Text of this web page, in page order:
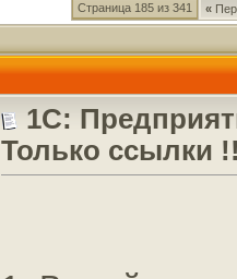
Страница 185 из 341 «
1С:
Только ссылки